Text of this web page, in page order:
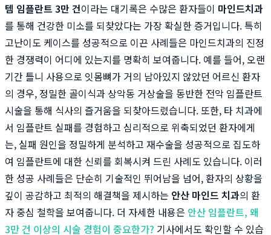
템 임플란트 3만 건이라는 대기록은 수많은 환자들이 마인드치과
를 통해 건강한 미소를 되찾았다는 가장 확실한 증거입니다. 특히
고난이도 케이스를 성공적으로 이끈 사례들은 마인드치과의 진정
한 경쟁력이 어디에 있는지를 명확히 보여줍니다. 예를 들어, 오랜
기간 틀니 사용으로 잇몸뼈가 거의 남아있지 않았던 어르신 환자
의 경우, 정밀한 골이식과 상악동 거상술을 동반한 전악 임플란트
시술을 통해 식사의 즐거움을 되찾아드렸습니다. 또한, 타 치과에
서 임플란트 실패를 경험하고 심리적으로 위축되었던 환자에게
는, 실패 원인을 정밀하게 분석하고 재수술을 성공적으로 집도하
여 임플란트에 대한 신뢰를 회복시켜 드린 사례도 있습니다. 이러
한 성공 사례들은 단순히 기술적인 뛰어남을 넘어, 환자의 상황을
깊이 공감하고 최적의 해결책을 제시하는 안산 마인드 치과의 환
자 중심 철학을 보여줍니다. 더 자세한 내용은 안산 임플란트, 왜
3만 건 이상의 시술 경험이 중요한가? 기사에서도 확인할 수 있습